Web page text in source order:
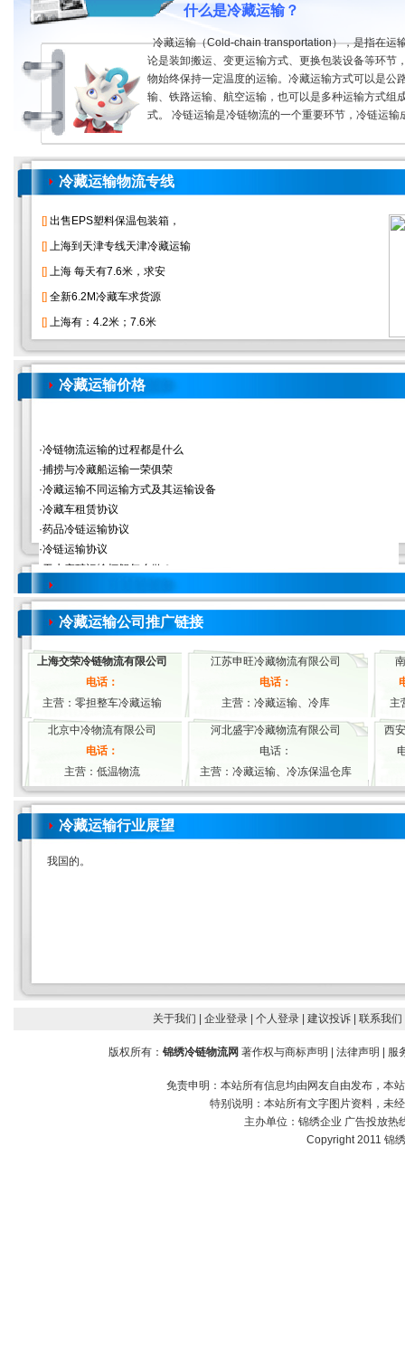
什么是冷藏运输？
冷藏运输（Cold-chain transportation），是指在运
论是装卸搬运、变更运输方式、更换包装设备等环节
物始终保持一定温度的运输。冷藏运输方式可以是公
输、铁路运输、航空运输，也可以是多种运输方式组
式。 冷链运输是冷链物流的一个重要环节，冷链运输
冷藏运输物流专线
冷藏运输价格
冷藏运输公司推广链接
上海交荣冷链物流有限公司
电话：
主营：零担整车冷藏运输
江苏申旺冷藏物流有限公司
电话：
主营：冷藏运输、冷库
主
北京中冷物流有限公司
电话：
主营：低温物流
河北盛宇冷藏物流有限公司
电话：
主营：冷藏运输、冷冻保温仓库
西
冷藏运输行业展望
我国的。
关于我们 | 企业登录 | 个人登录 | 建议投诉 | 联系我们
版权所有： 锦绣冷链物流网 著作权与商标声明 | 法律声明 | 服
免责申明：本站所有信息均由网友自由发布，本
特别说明：本站所有文字图片资料，未
主办单位： 锦绣企业 广告投放热
Copyright 2011 锦